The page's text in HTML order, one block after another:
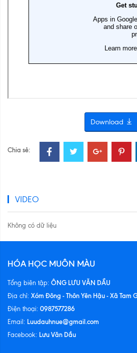
Download
Chia sẻ:
VIDEO
Không có dữ liệu
HÓA HỌC MUÔN MÀU
Tổng biên tập: ÔNG LƯU VĂN DẦU
Địa chỉ: Xóm Đông - Thôn Yên Hậu - Xã Tam
Điện thoại: 0987577286
Email: Luudauhnue@gmail.com
Facebook: Lưu Văn Dầu